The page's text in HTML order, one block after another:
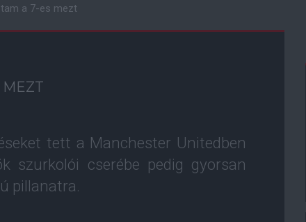
a 7-es mezt
MEZT
tett a Manchester Unitedben
szurkolói cserébe pedig gyorsan
pillanatra.